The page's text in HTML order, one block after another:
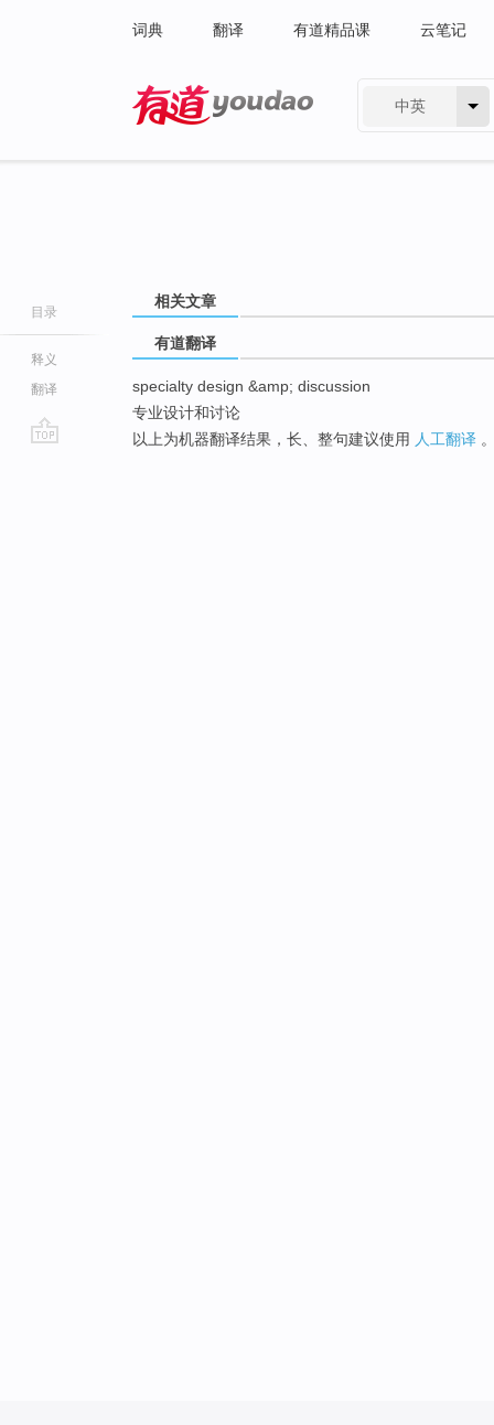
词典 翻译 有道精品课 云笔记
中英
目录
释义
翻译
相关文章
有道翻译
specialty design &amp; discussion
专业设计和讨论
以上为机器翻译结果，长、整句建议使用 人工翻译